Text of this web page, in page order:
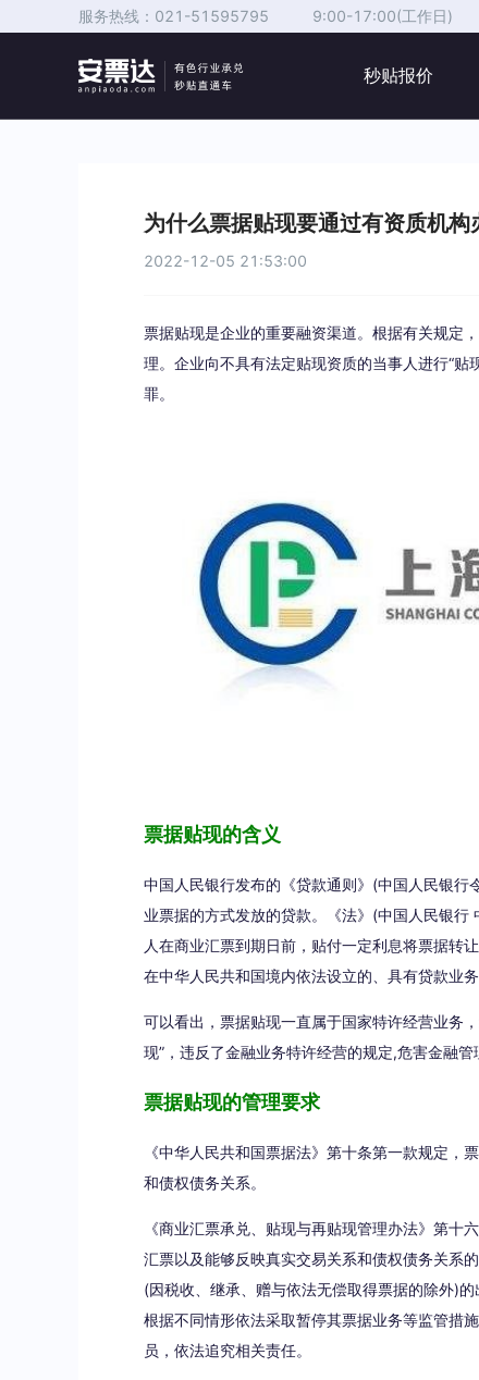
服务热线： 021-51595795 9:00-17:00(工作日)
秒贴报价
为什么票据贴现要通过有资质机构
2022-12-05 21:53:00
票据贴现是企业的重要融资渠道。根据有关规定
理。企业向不具有法定贴现资质的当事人进行“贴
罪。
票据贴现的含义
中国人民银行发布的《贷款通则》(中国人民银
业票据的方式发放的贷款。《法》(中国人民银
人在商业汇票到期日前，贴付一定利息将票据转
在中华人民共和国境内依法设立的、具有贷款业
可以看出，票据贴现一直属于国家特许经营业务
现”，违反了金融业务特许经营的规定,危害金融管
票据贴现的管理要求
《中华人民共和国票据法》第十条第一款规定
和债权债务关系。
《商业汇票承兑、贴现与再贴现管理办法》第
汇票以及能够反映真实交易关系和债权债务关系
(因税收、继承、赠与依法无偿取得票据的除外)
根据不同情形依法采取暂停其票据业务等监管措
员，依法追究相关责任。